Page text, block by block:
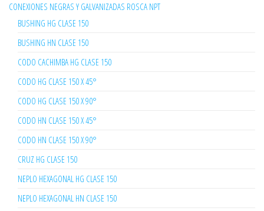
CONEXIONES NEGRAS Y GALVANIZADAS ROSCA NPT
BUSHING HG CLASE 150
BUSHING HN CLASE 150
CODO CACHIMBA HG CLASE 150
CODO HG CLASE 150 X 45°
CODO HG CLASE 150 X 90°
CODO HN CLASE 150 X 45°
CODO HN CLASE 150 X 90°
CRUZ HG CLASE 150
NEPLO HEXAGONAL HG CLASE 150
NEPLO HEXAGONAL HN CLASE 150